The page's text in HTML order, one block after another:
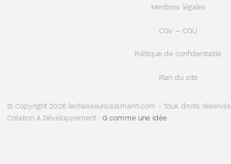
© Copyright 2026 lechasseursousmarin.com - Tous droits réservés
Création & Développement :G comme une idée
Mentions légales
CGV – CGU
Politique de confidentialité
Plan du site